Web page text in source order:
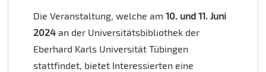
Die Veranstaltung, welche am 10. und 11. Juni
2024 an der Universitätsbibliothek der
Eberhard Karls Universität Tübingen
stattfindet, bietet Interessierten eine